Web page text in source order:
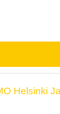
Helsinki